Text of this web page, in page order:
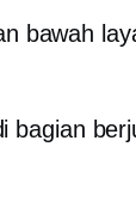
bawah
bagian